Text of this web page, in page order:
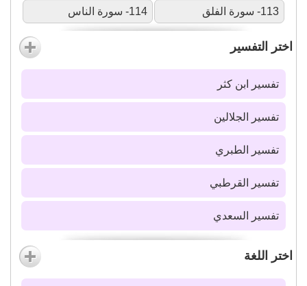
113- سورة الفلق 114- سورة الناس
اختر التفسير
تفسير ابن كثر
تفسير الجلالين
تفسير الطبري
تفسير القرطبي
تفسير السعدي
اختر اللغة